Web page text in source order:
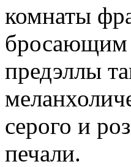
комнаты
бросающим
предэллы
серого и
печали.